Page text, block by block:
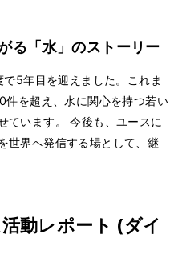
る「水」のストーリー
5年目を迎えました。これま
件を超え、水に関心を持つ若い
ています。 今後も、ユースに
世界へ発信する場として、継
動レポート (ダイ